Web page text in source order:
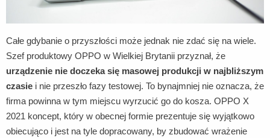
Całe gdybanie o przyszłości może jednak nie zdać się na wiele.
Szef produktowy OPPO w Wielkiej Brytanii przyznał, że
urządzenie nie doczeka się masowej produkcji w najbliższym
czasie i nie przeszło fazy testowej. To bynajmniej nie oznacza, że
firma powinna w tym miejscu wyrzucić go do kosza. OPPO X
2021 koncept, który w obecnej formie prezentuje się wyjątkowo
obiecująco i jest na tyle dopracowany, by zbudować wrażenie